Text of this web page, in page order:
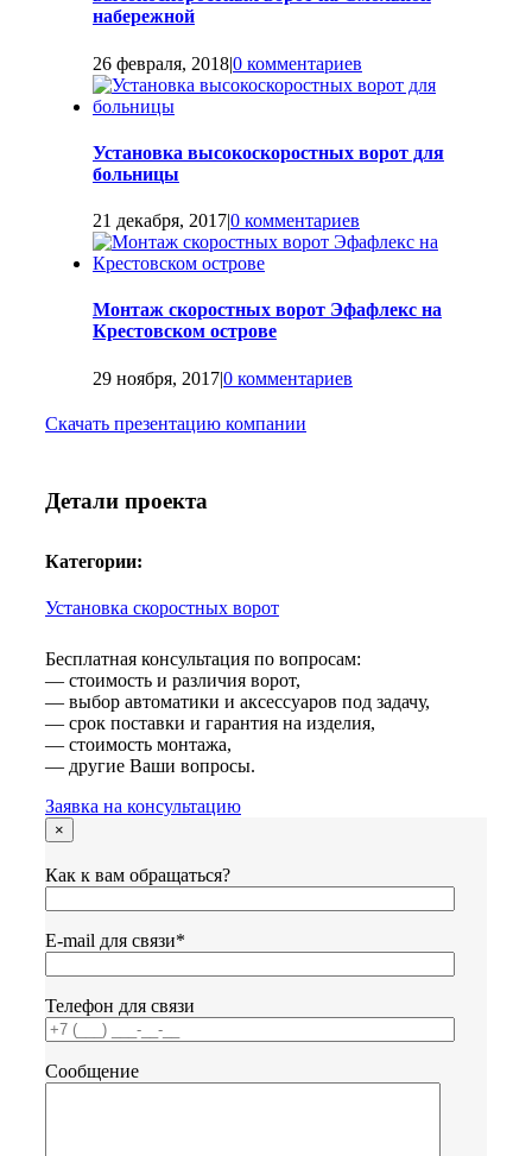
набережной
26 февраля, 2018|0 комментариев
Установка высокоскоростных ворот для
больницы
21 декабря, 2017|0 комментариев
Монтаж скоростных ворот Эфафлекс на
Крестовском острове
29 ноября, 2017|0 комментариев
Скачать презентацию компании
Детали проекта
Категории:
Установка скоростных ворот
Бесплатная консультация по вопросам:
— стоимость и различия ворот,
— выбор автоматики и аксессуаров под задачу,
— срок поставки и гарантия на изделия,
— стоимость монтажа,
— другие Ваши вопросы.
Заявка на консультацию
×
Как к вам обращаться?
Е-mail для связи*
Телефон для связи
Сообщение